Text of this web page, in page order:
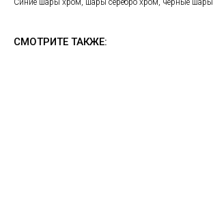
Синие шары хром, шары серебро хром, черные шары
СМОТРИТЕ ТАКЖЕ: